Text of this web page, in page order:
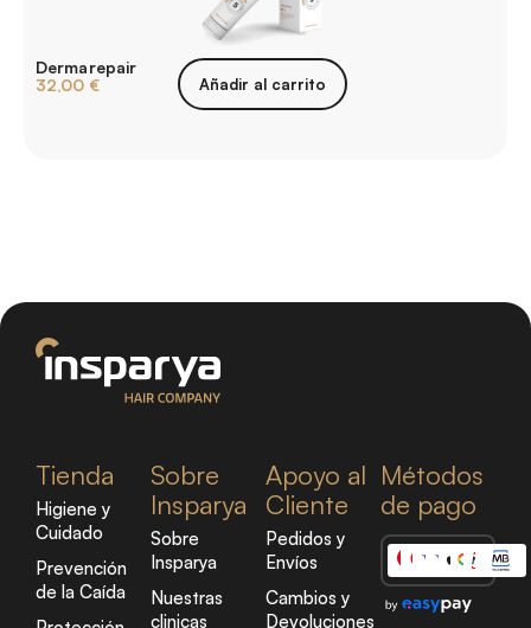
Dermarepair
32,00 € Añadir al carrito
Tienda
Higiene y
Cuidado
Prevención
de la Caída
Sobre
Insparya
Sobre
Insparya
Nuestras
clinicas
Apoyo al
Cliente
Pedidos y
Envíos
Cambios y
Devoluciones
Métodos
de pago